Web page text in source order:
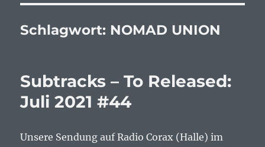
Schlagwort: NOMAD UNION
Subtracks – To Released:
Juli 2021 #44
Unsere Sendung auf Radio Corax (Halle) im